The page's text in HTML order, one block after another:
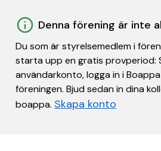
Denna förening är inte
Du som är styrelsemedlem i
starta upp en gratis provperiod:
användarkonto, logga in i
föreningen. Bjud sedan in dina
boappa. Skapa konto